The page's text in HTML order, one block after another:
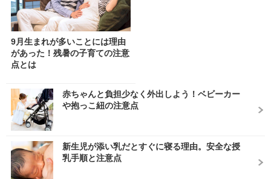
9月生まれが多いことには理由
があった！残暑の子育ての注意
点とは
赤ちゃんと負担少なく外出しよう！ベビーカー
や抱っこ紐の注意点
新生児が添い乳だとすぐに寝る理由。安全な授
乳手順と注意点